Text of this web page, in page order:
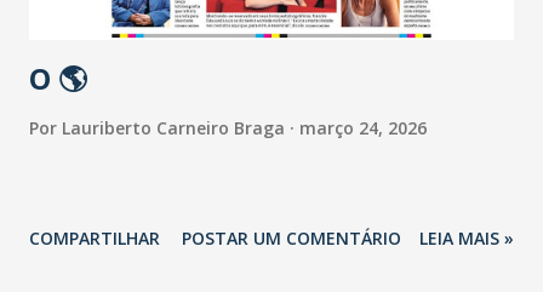
O 🌎
Por Lauriberto Carneiro Braga março 24, 2026
COMPARTILHAR POSTAR UM COMENTÁRIO LEIA MAIS »